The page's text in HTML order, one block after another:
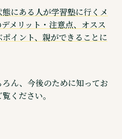
. ALL rights reserved.
にある人が学習塾に行くメ
メリット・注意点、オスス
イント、親ができることに
ん、今後のために知ってお
ください。